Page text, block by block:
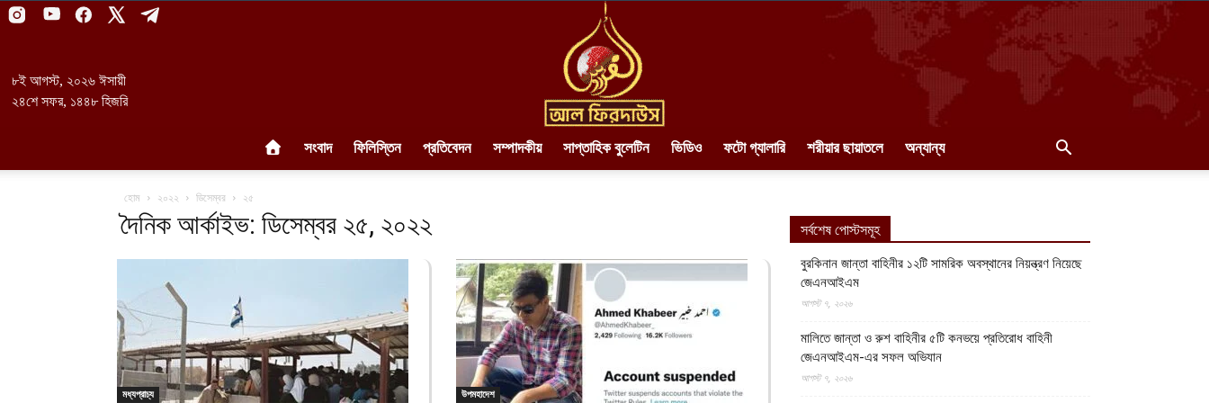
৮ই আগস্ট, ২০২৬ ঈসায়ী
২৪শে সফর, ১৪৪৮ হিজরি
||
সংবাদ ফিলিস্তিন প্রতিবেদন সম্পাদকীয় সাপ্তাহিক বুলেটিন ভিডিও ফটো গ্যালারি শরীয়ার ছায়াতলে অন্যান্য
হোম ২০২২ ডিসেম্বর ২৫
দৈনিক আর্কাইভ: ডিসেম্বর ২৫, ২০২২
মধ্যপ্রাচ্য উপমহাদেশ
সর্বশেষ পোস্টসমূহ
বুরকিনান জান্তা বাহিনীর ১২টি সামরিক অবস্থানের নিয়ন্ত্রণ নিয়েছে
জেএনআইএম
আগস্ট ৭, ২০২৬
মালিতে জান্তা ও রুশ বাহিনীর ৫টি কনভয়ে প্রতিরোধ বাহিনী
জেএনআইএম-এর সফল অভিযান
আগস্ট ৭, ২০২৬